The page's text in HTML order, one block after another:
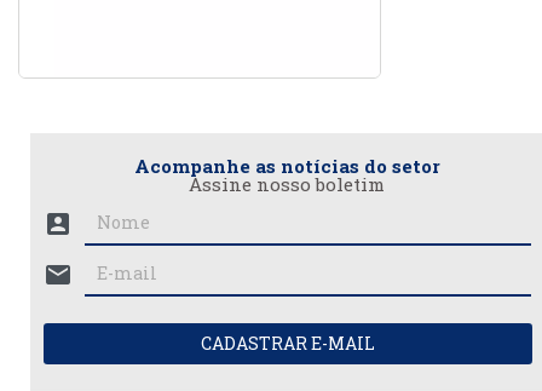
Acompanhe as notícias do setor
Assine nosso boletim
account_box
mail
CADASTRAR E-MAIL